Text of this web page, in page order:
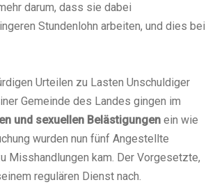
darum, dass sie dabei
Stundenlohn arbeiten, und dies bei
Urteilen zu Lasten Unschuldiger
Gemeinde des Landes gingen im
und sexuellen Belästigungen ein wie
wurden nun fünf Angestellte
Misshandlungen kam. Der Vorgesetzte,
regulären Dienst nach.